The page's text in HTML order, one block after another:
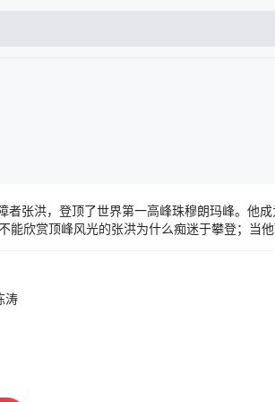
张洪，登顶了世界第一高峰珠穆朗玛峰。他
赏顶峰风光的张洪为什么痴迷于攀登；当他
了张洪攀登珠峰的全过程。影片真实展现了珠穆
面对自身身体条件的缺陷、庞大的经济和时间
，张洪始终用“路虽远，行将至”的精神鼓舞着
涛